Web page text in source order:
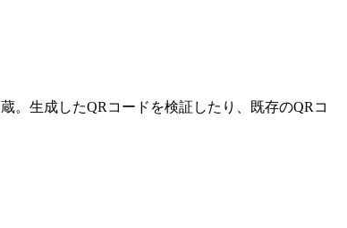
。生成したQRコードを検証したり、既存のQRコ